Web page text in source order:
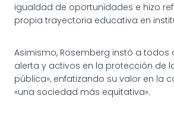
igualdad de oportunidades e hizo
propia trayectoria educativa en
Asimismo, Rosemberg instó a todos
alerta y activos en la protección de
pública», enfatizando su valor en la
«una sociedad más equitativa».